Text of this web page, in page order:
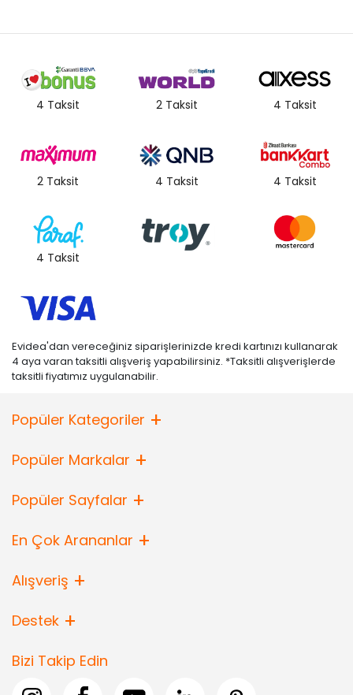
4 Taksit 2 Taksit 4 Taksit
2 Taksit 4 Taksit 4 Taksit
4 Taksit
Evidea'dan vereceğiniz siparişlerinizde kredi kartınızı kullanarak
4 aya varan taksitli alışveriş yapabilirsiniz. *Taksitli alışverişlerde
taksitli fiyatımız uygulanabilir.
Popüler Kategoriler
Popüler Markalar
Popüler Sayfalar
En Çok Arananlar
Alışveriş
Destek
Bizi Takip Edin